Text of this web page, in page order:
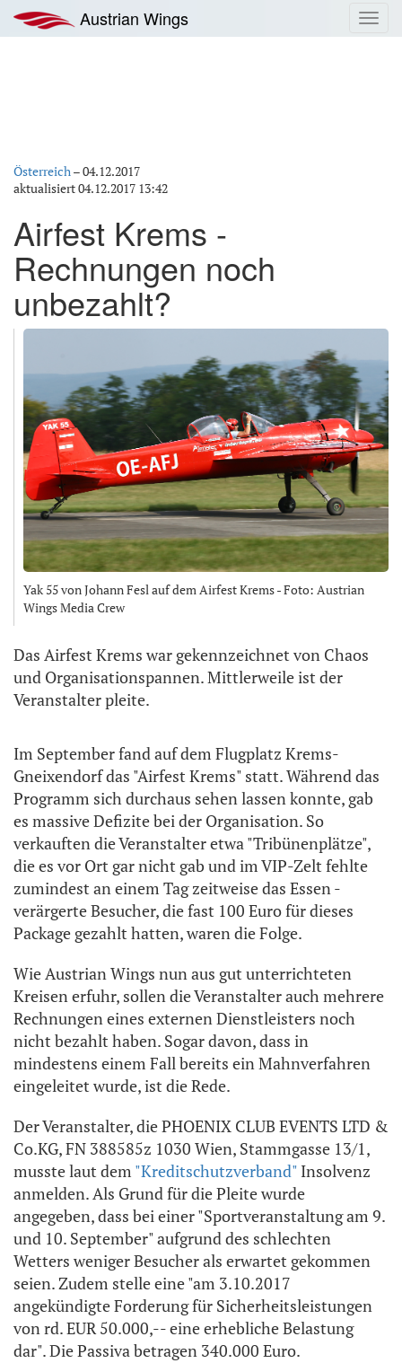
Inhalt
springen
Austrian Wings
Österreich–04.12.2017
aktualisiert04.12.2017 13:42
Airfest Krems -
Rechnungen noch
unbezahlt?
Yak 55 von Johann Fesl auf dem Airfest Krems - Foto: Austrian
Wings Media Crew
Das Airfest Krems war gekennzeichnet von Chaos
und Organisationspannen. Mittlerweile ist der
Veranstalter pleite.
Im September fand auf dem Flugplatz Krems-
Gneixendorf das "Airfest Krems" statt. Während das
Programm sich durchaus sehen lassen konnte, gab
es massive Defizite bei der Organisation. So
verkauften die Veranstalter etwa "Tribünenplätze",
die es vor Ort gar nicht gab und im VIP-Zelt fehlte
zumindest an einem Tag zeitweise das Essen -
verärgerte Besucher, die fast 100 Euro für dieses
Package gezahlt hatten, waren die Folge.
Wie Austrian Wings nun aus gut unterrichteten
Kreisen erfuhr, sollen die Veranstalter auch mehrere
Rechnungen eines externen Dienstleisters noch
nicht bezahlt haben. Sogar davon, dass in
mindestens einem Fall bereits ein Mahnverfahren
eingeleitet wurde, ist die Rede.
Der Veranstalter, die PHOENIX CLUB EVENTS LTD &
Co.KG, FN 388585z 1030 Wien, Stammgasse 13/1,
musste laut dem "Kreditschutzverband" Insolvenz
anmelden. Als Grund für die Pleite wurde
angegeben, dass bei einer "Sportveranstaltung am 9.
und 10. September" aufgrund des schlechten
Wetters weniger Besucher als erwartet gekommen
seien. Zudem stelle eine "am 3.10.2017
angekündigte Forderung für Sicherheitsleistungen
von rd. EUR 50.000,-- eine erhebliche Belastung
dar". Die Passiva betragen 340.000 Euro.